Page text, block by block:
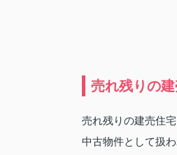
売れ残りの
売れ残りの建売住
中古物件として扱わ